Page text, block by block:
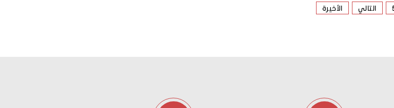
التالي الأخيرة